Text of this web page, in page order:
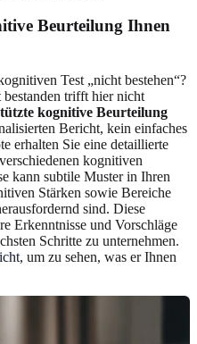
Beurteilung Ihnen
Test „nicht bestehen“?
trifft hier nicht
kognitive Beurteilung
Bericht, kein einfaches
erhalten Sie eine detaillierte
kognitiven
kann subtile Muster in Ihren
Stärken sowie Bereiche
sind. Diese
Erkenntnisse und Vorschläge
Schritte zu unternehmen.
, um zu sehen, was er Ihnen